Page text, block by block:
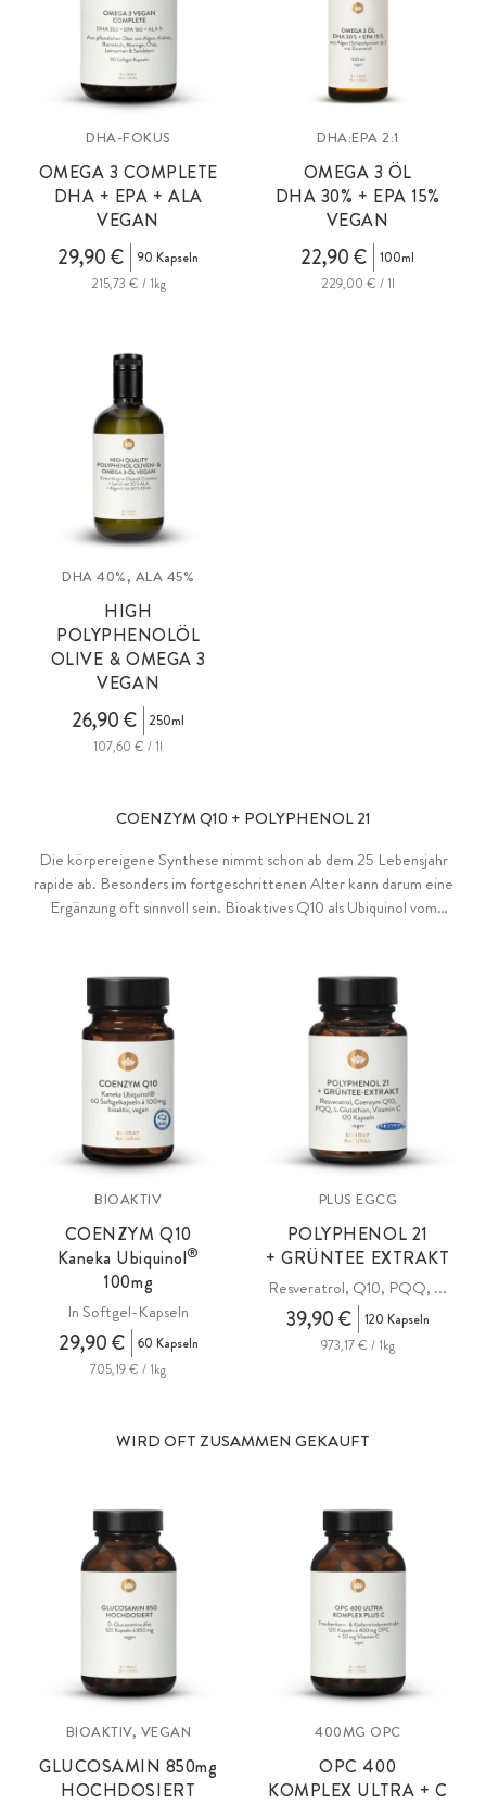
DHA-FOKUS
OMEGA 3 COMPLETE
DHA + EPA + ALA
VEGAN
29,90 €
90 Kapseln
215,73 € / 1kg
DHA:EPA 2:1
OMEGA 3 ÖL
DHA 30% + EPA 15%
VEGAN
22,90 €
100ml
229,00 € / 1l
DHA 40%, ALA 45%
HIGH
POLYPHENOLÖL
OLIVE & OMEGA 3
VEGAN
26,90 €
250ml
107,60 € / 1l
COENZYM Q10 + POLYPHENOL 21
Die körpereigene Synthese nimmt schon ab dem 25 Lebensjahr
rapide ab. Besonders im fortgeschrittenen Alter kann darum eine
Ergänzung oft sinnvoll sein. Bioaktives Q10 als Ubiquinol vom
Knochen und Bindegewebe.
BIOAKTIV
COENZYM Q10
Kaneka Ubiquinol®
100mg
In Softgel-Kapseln
29,90 €
60 Kapseln
705,19 € / 1kg
PLUS EGCG
POLYPHENOL 21
+ GRÜNTEE EXTRAKT
Resveratrol, Q10, PQQ, ...
39,90 €
120 Kapseln
973,17 € / 1kg
WIRD OFT ZUSAMMEN GEKAUFT
BIOAKTIV, VEGAN
GLUCOSAMIN 850mg
HOCHDOSIERT
400MG OPC
OPC 400
KOMPLEX ULTRA + C